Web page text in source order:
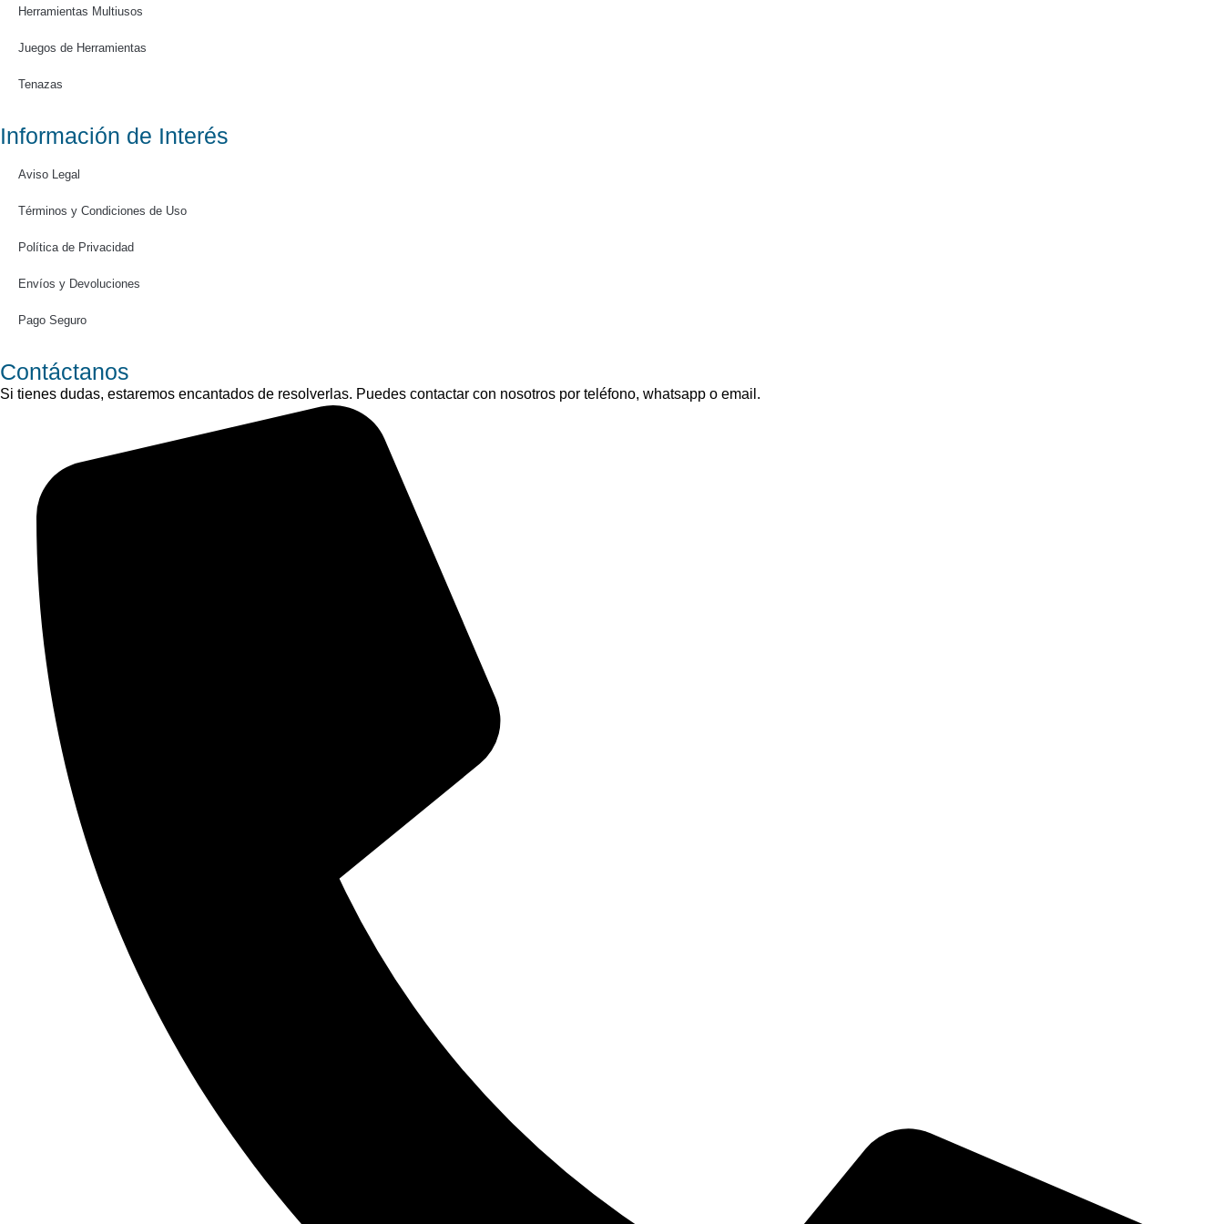
Herramientas Multiusos
Juegos de Herramientas
Tenazas
Información de Interés
Aviso Legal
Términos y Condiciones de Uso
Política de Privacidad
Envíos y Devoluciones
Pago Seguro
Contáctanos
Si tienes dudas, estaremos encantados de resolverlas. Puedes contactar con nosotros por teléfono, whatsapp o email.